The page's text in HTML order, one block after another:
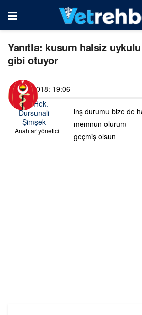
Yanıtla: kusum halsiz
gibi otuyor
04/01/2018: 19:06
Vet. Hek.
Dursunali
Şimşek
Anahtar yönetici
inş durumu bize de
memnun olurum
geçmiş olsun